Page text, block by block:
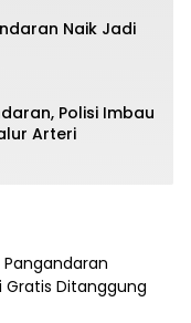
Naik Jadi
Polisi Imbau
Arteri
Gratis Ditanggung